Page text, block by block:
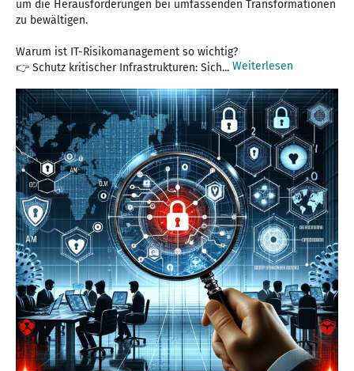
um die Herausforderungen bei umfassenden Transformationen
zu bewältigen.
Warum ist IT-Risikomanagement so wichtig?
👉 Schutz kritischer Infrastrukturen: Sich... Weiterlesen